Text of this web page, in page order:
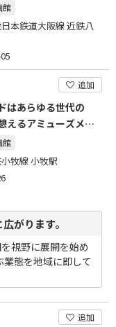
館
本鉄道大阪線 近鉄八
追加
はあらゆる世代の
えるアミューズメン
をお届します
館
牧線 小牧駅
がります。
視野に展開を始め
態を地域に即して
追加